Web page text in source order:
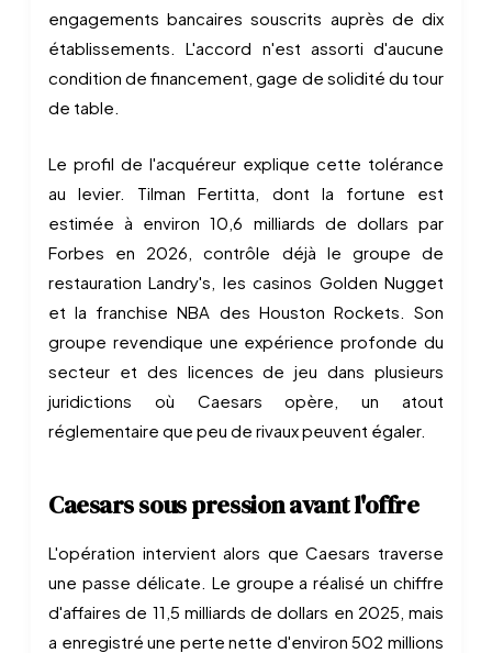
engagements bancaires souscrits auprès de dix
établissements. L'accord n'est assorti d'aucune
condition de financement, gage de solidité du tour
de table.
Le profil de l'acquéreur explique cette tolérance
au levier. Tilman Fertitta, dont la fortune est
estimée à environ 10,6 milliards de dollars par
Forbes en 2026, contrôle déjà le groupe de
restauration Landry's, les casinos Golden Nugget
et la franchise NBA des Houston Rockets. Son
groupe revendique une expérience profonde du
secteur et des licences de jeu dans plusieurs
juridictions où Caesars opère, un atout
réglementaire que peu de rivaux peuvent égaler.
Caesars sous pression avant l'offre
L'opération intervient alors que Caesars traverse
une passe délicate. Le groupe a réalisé un chiffre
d'affaires de 11,5 milliards de dollars en 2025, mais
a enregistré une perte nette d'environ 502 millions